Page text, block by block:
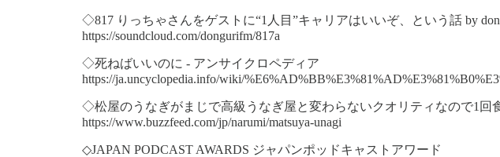
◇817 りっちゃさんをゲストに“1人目”キャリアはいいぞ、という話 by
https://soundcloud.com/dongurifm/817a
◇死ねばいいのに - アンサイクロペディア
https://ja.uncyclopedia.info/wiki/
◇松屋のうなぎがまじで高級うなぎ屋と変わらないクオリティなので1回
https://www.buzzfeed.com/jp/narumi/matsuya-unagi
◇JAPAN PODCAST AWARDS ジャパンポッドキャストアワード